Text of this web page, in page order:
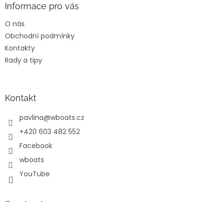
Informace pro vás
O nás
Obchodní podmínky
Kontakty
Rady a tipy
Kontakt
pavlina@wboats.cz
+420 603 482 552
Facebook
wboats
YouTube